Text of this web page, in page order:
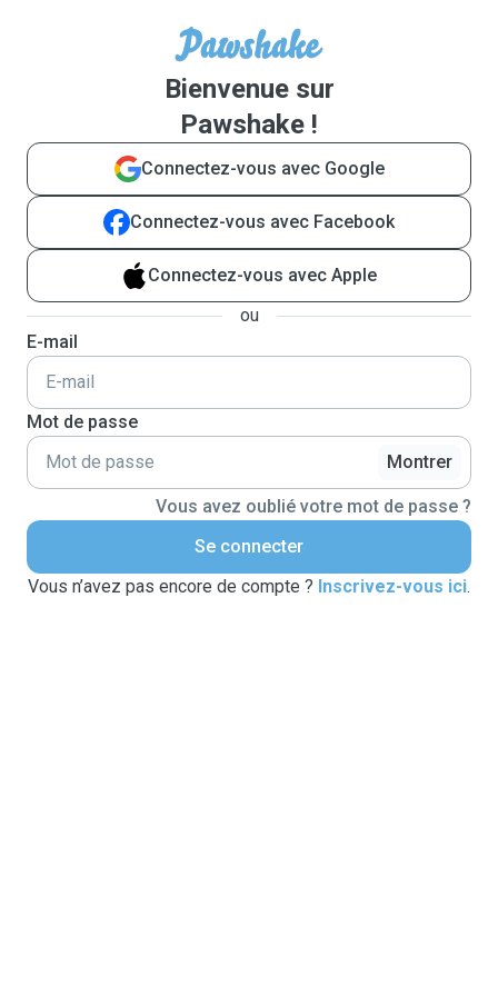
Bienvenue sur
Pawshake !
Connectez-vous avec Google
Connectez-vous avec Facebook
Connectez-vous avec Apple
ou
E-mail
Mot de passe
Montrer
Vous avez oublié votre mot de passe ?
Se connecter
Vous n’avez pas encore de compte ? Inscrivez-vous ici.